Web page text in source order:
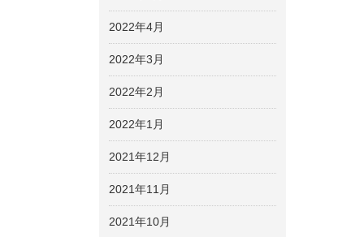
2022年4月
2022年3月
2022年2月
2022年1月
2021年12月
2021年11月
2021年10月